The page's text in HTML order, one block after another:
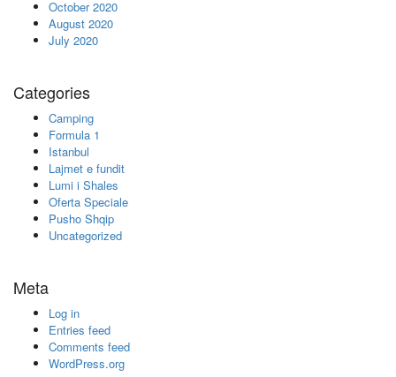
October 2020
August 2020
July 2020
Categories
Camping
Formula 1
Istanbul
Lajmet e fundit
Lumi i Shales
Oferta Speciale
Pusho Shqip
Uncategorized
Meta
Log in
Entries feed
Comments feed
WordPress.org